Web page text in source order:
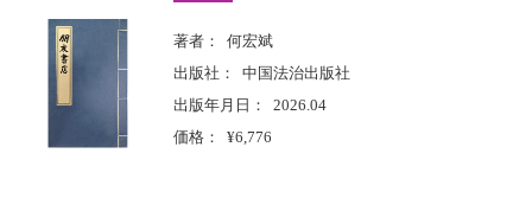
著者
何宏斌
出版社
中国法治出版社
出版年月日
2026.04
価格
¥6,776